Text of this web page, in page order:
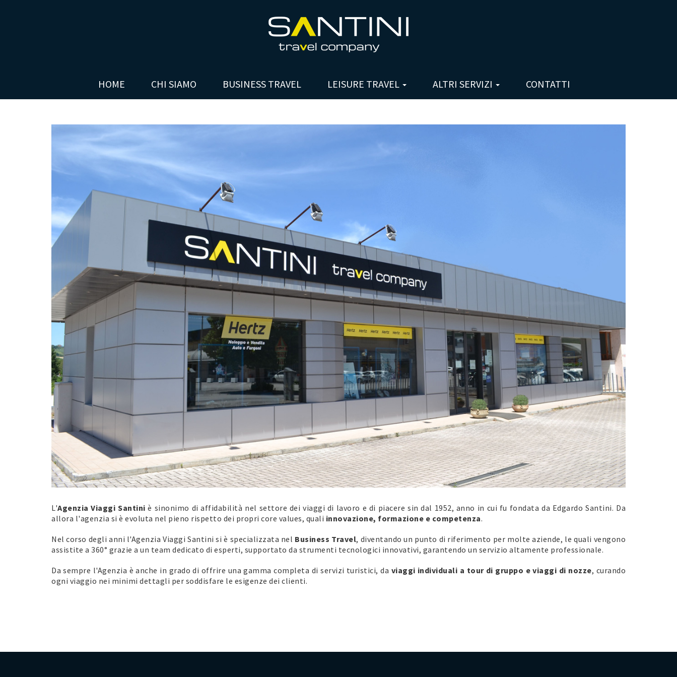
HOME CHI SIAMO BUSINESS TRAVEL LEISURE TRAVEL ALTRI SERVIZI CONTATTI
L'Agenzia Viaggi Santini è sinonimo di affidabilità nel settore dei viaggi di lavoro e di piacere sin dal 1952, anno in cui fu fondata da Edgardo Santini. Da
allora l'agenzia si è evoluta nel pieno rispetto dei propri core values, quali innovazione, formazione e competenza.
Nel corso degli anni l'Agenzia Viaggi Santini si è specializzata nel Business Travel, diventando un punto di riferimento per molte aziende, le quali vengono
assistite a 360° grazie a un team dedicato di esperti, supportato da strumenti tecnologici innovativi, garantendo un servizio altamente professionale.
Da sempre l'Agenzia è anche in grado di offrire una gamma completa di servizi turistici, da viaggi individuali a tour di gruppo e viaggi di nozze, curando
ogni viaggio nei minimi dettagli per soddisfare le esigenze dei clienti.